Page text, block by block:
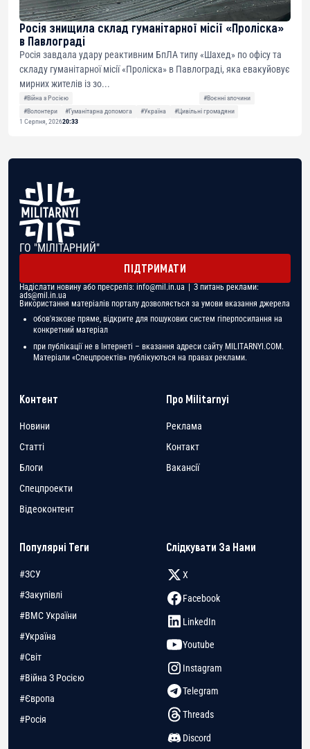
Росія знищила склад гуманітарної місії «Проліска»
в Павлограді
Росія завдала удару реактивним БпЛА типу «Шахед» по офісу та
складу гуманітарної місії «Проліска» в Павлограді, яка евакуйовує
мирних жителів із зо...
#Війна з Росією
#Воєнні злочини
#Волонтери
#Гуманітарна допомога #Україна
#Цивільні громадяни
1 Серпня, 202620:33
ГО "МІЛІТАРНИЙ"
ПІДТРИМАТИ
Надіслати новину або пресреліз: info@mil.in.ua | З питань реклами:
ads@mil.in.ua
Використання матеріалів порталу дозволяється за умови вказання джерела
обов'язкове пряме, відкрите для пошукових систем гіперпосилання на
конкретний матеріал
при публікації не в Інтернеті – вказання адреси сайту MILITARNYI.COM.
Матеріали «Спецпроектів» публікуються на правах реклами.
Контент
Новини
Статті
Блоги
Спецпроекти
Відеоконтент
Про Militarnyi
Реклама
Контакт
Вакансії
Популярні Теги
#ЗСУ
#Закупівлі
#ВМС України
#Україна
#Світ
#Війна З Росією
#Європа
#Росія
Слідкувати За Нами
X
Facebook
LinkedIn
Youtube
Instagram
Telegram
Threads
Discord